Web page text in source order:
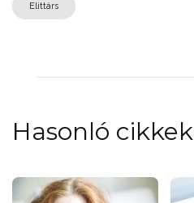
Elittárs
Hasonló cikkek